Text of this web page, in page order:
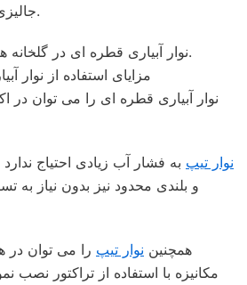
جالیزی دیگر استفاده می شود.
نوار آبیاری قطره ای در گلخانه ها نیز قابل استفاده است.
مزایای استفاده از نوار
نوار آبیاری قطره ای را می توان در
نوار تیپ به فشار آب زیادی احتیاج
و بلندی محدود نیز بدون نیاز به
همچنین نوار تیپ را می توان
مکانیزه با استفاده از تراکتور نصب